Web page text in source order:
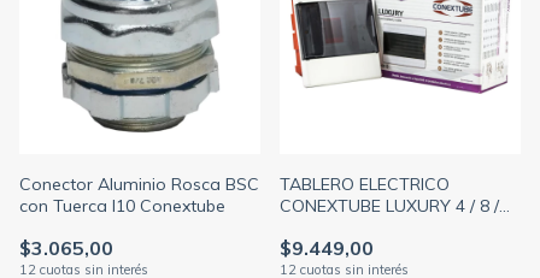
Conector Aluminio Rosca BSC
con Tuerca I10 Conextube
$3.065,00
TABLERO ELECTRICO
CONEXTUBE LUXURY 4 / 8 /
din
$9.449,00